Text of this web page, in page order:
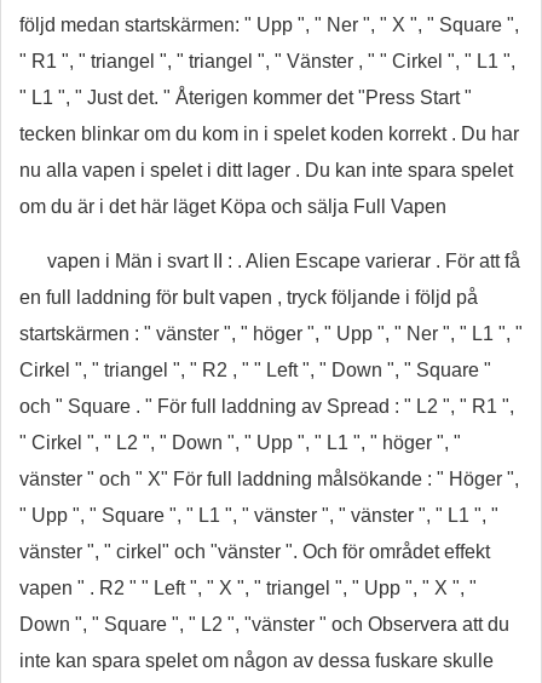
följd medan startskärmen: " Upp ", " Ner ", " X ", " Square ",
" R1 ", " triangel ", " triangel ", " Vänster , " " Cirkel ", " L1 ",
" L1 ", " Just det. " Återigen kommer det "Press Start "
tecken blinkar om du kom in i spelet koden korrekt . Du har
nu alla vapen i spelet i ditt lager . Du kan inte spara spelet
om du är i det här läget Köpa och sälja Full Vapen
vapen i Män i svart II : . Alien Escape varierar . För att få
en full laddning för bult vapen , tryck följande i följd på
startskärmen : " vänster ", " höger ", " Upp ", " Ner ", " L1 ", "
Cirkel ", " triangel ", " R2 , " " Left ", " Down ", " Square "
och " Square . " För full laddning av Spread : " L2 ", " R1 ",
" Cirkel ", " L2 ", " Down ", " Upp ", " L1 ", " höger ", "
vänster " och " X" För full laddning målsökande : " Höger ",
" Upp ", " Square ", " L1 ", " vänster ", " vänster ", " L1 ", "
vänster ", " cirkel" och "vänster ". Och för området effekt
vapen " . R2 " " Left ", " X ", " triangel ", " Upp ", " X ", "
Down ", " Square ", " L2 ", "vänster " och Observera att du
inte kan spara spelet om någon av dessa fuskare skulle